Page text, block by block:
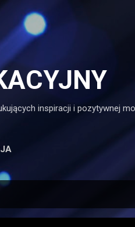
zawartości
inspiracji i pozytywnej